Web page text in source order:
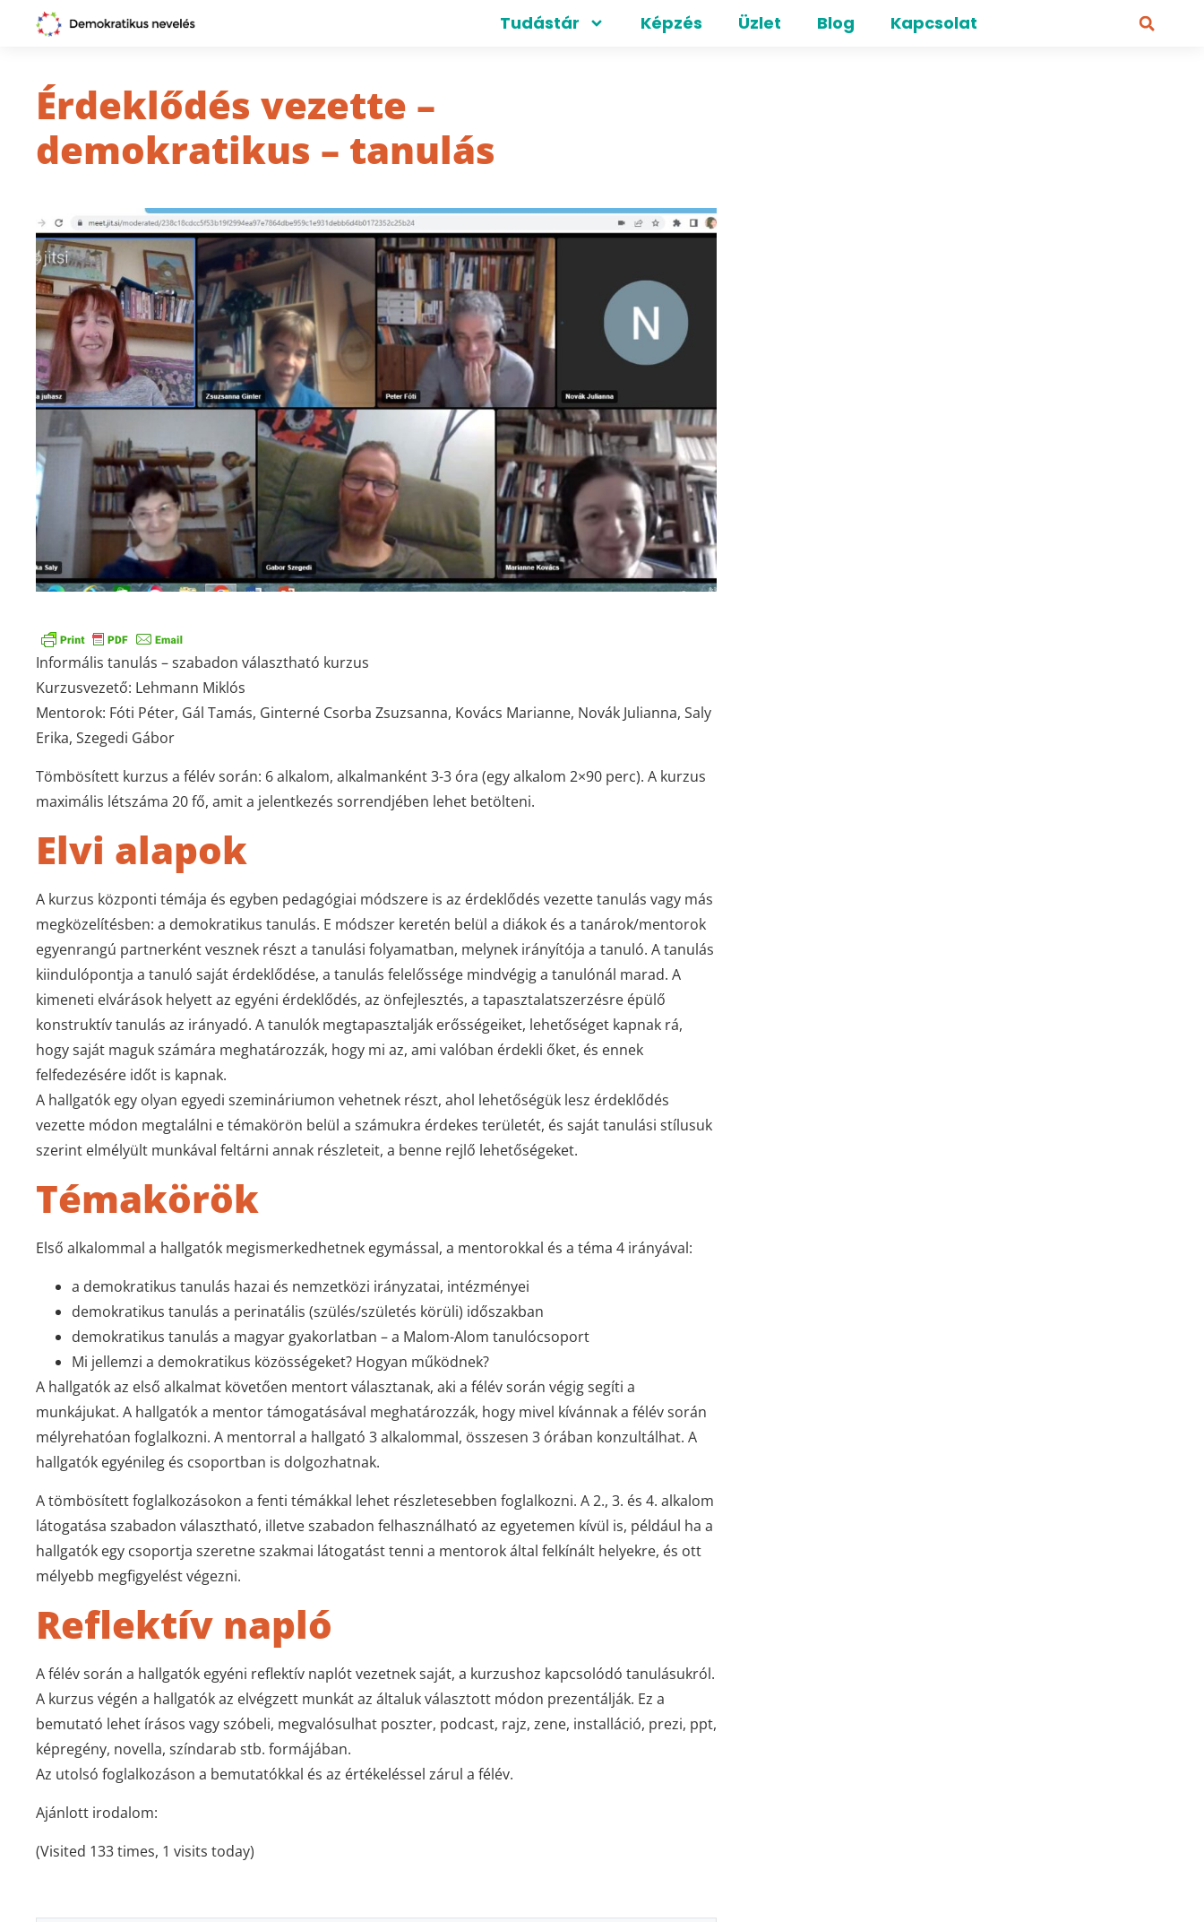
Tudástár Képzés Üzlet Blog Kapcsolat
Érdeklődés vezette –
demokratikus – tanulás
Informális tanulás – szabadon választható kurzus
Kurzusvezető: Lehmann Miklós
Mentorok: Fóti Péter, Gál Tamás, Ginterné Csorba Zsuzsanna, Kovács Marianne, Novák Julianna, Saly
Erika, Szegedi Gábor
Tömbösített kurzus a félév során: 6 alkalom, alkalmanként 3-3 óra (egy alkalom 2×90 perc). A kurzus
maximális létszáma 20 fő, amit a jelentkezés sorrendjében lehet betölteni.
Elvi alapok
A kurzus központi témája és egyben pedagógiai módszere is az érdeklődés vezette tanulás vagy más
megközelítésben: a demokratikus tanulás. E módszer keretén belül a diákok és a tanárok/mentorok
egyenrangú partnerként vesznek részt a tanulási folyamatban, melynek irányítója a tanuló. A tanulás
kiindulópontja a tanuló saját érdeklődése, a tanulás felelőssége mindvégig a tanulónál marad. A
kimeneti elvárások helyett az egyéni érdeklődés, az önfejlesztés, a tapasztalatszerzésre épülő
konstruktív tanulás az irányadó. A tanulók megtapasztalják erősségeiket, lehetőséget kapnak rá,
hogy saját maguk számára meghatározzák, hogy mi az, ami valóban érdekli őket, és ennek
felfedezésére időt is kapnak.
A hallgatók egy olyan egyedi szemináriumon vehetnek részt, ahol lehetőségük lesz érdeklődés
vezette módon megtalálni e témakörön belül a számukra érdekes területét, és saját tanulási stílusuk
szerint elmélyült munkával feltárni annak részleteit, a benne rejlő lehetőségeket.
Témakörök
Első alkalommal a hallgatók megismerkedhetnek egymással, a mentorokkal és a téma 4 irányával:
a demokratikus tanulás hazai és nemzetközi irányzatai, intézményei
demokratikus tanulás a perinatális (szülés/születés körüli) időszakban
demokratikus tanulás a magyar gyakorlatban – a Malom-Alom tanulócsoport
Mi jellemzi a demokratikus közösségeket? Hogyan működnek?
A hallgatók az első alkalmat követően mentort választanak, aki a félév során végig segíti a
munkájukat. A hallgatók a mentor támogatásával meghatározzák, hogy mivel kívánnak a félév során
mélyrehatóan foglalkozni. A mentorral a hallgató 3 alkalommal, összesen 3 órában konzultálhat. A
hallgatók egyénileg és csoportban is dolgozhatnak.
A tömbösített foglalkozásokon a fenti témákkal lehet részletesebben foglalkozni. A 2., 3. és 4. alkalom
látogatása szabadon választható, illetve szabadon felhasználható az egyetemen kívül is, például ha a
hallgatók egy csoportja szeretne szakmai látogatást tenni a mentorok által felkínált helyekre, és ott
mélyebb megfigyelést végezni.
Reflektív napló
A félév során a hallgatók egyéni reflektív naplót vezetnek saját, a kurzushoz kapcsolódó tanulásukról.
A kurzus végén a hallgatók az elvégzett munkát az általuk választott módon prezentálják. Ez a
bemutató lehet írásos vagy szóbeli, megvalósulhat poszter, podcast, rajz, zene, installáció, prezi, ppt,
képregény, novella, színdarab stb. formájában.
Az utolsó foglalkozáson a bemutatókkal és az értékeléssel zárul a félév.
Ajánlott irodalom:
(Visited 133 times, 1 visits today)